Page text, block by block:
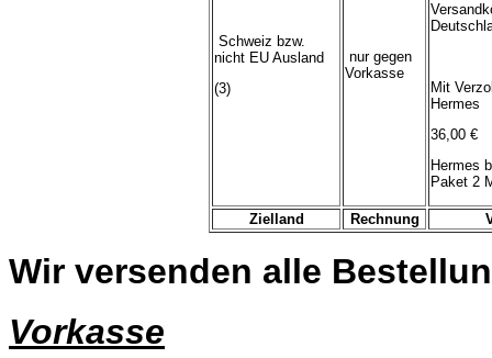
Zielland Rechnung
Schweiz bzw.
nicht EU Ausland
(3)
nur gegen
Vorkasse
Mit
Hermes
36,00 €
Hermes
Paket 2
Wir versenden alle
Vorkasse